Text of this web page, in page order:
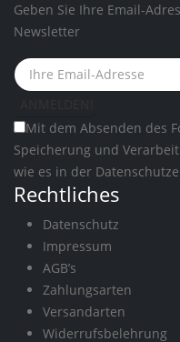
Geben Sie Ihre Email-
Newsletter
Mit dem Absenden des
Speicherung und
wie es in der
Rechtliches
Datenschutz
Impressum
AGB’s
Zahlungsarten
Versandarten
Widerrufsbelehrung